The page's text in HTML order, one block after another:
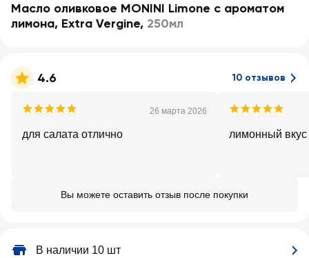
Масло оливковое MONINI Limone с ароматом
лимона, Extra Vergine, 250мл
4.6 10 отзывов
26 марта 2026
для салата отлично лимонный вкус
Вы можете оставить отзыв после покупки
В наличии 10 шт